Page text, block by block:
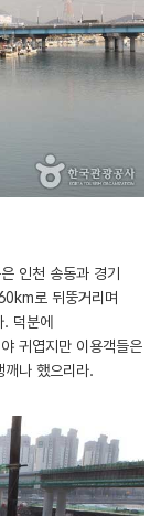
인천 송동과 경기
로 뒤뚱거리며
덕분에
귀엽지만 이용객들은
깨나 했으리라.